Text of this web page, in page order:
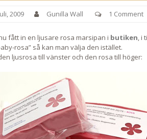
2009 Gunilla Wall 1 Comment
fått in en ljusare rosa marsipan i butiken ,
rosa” så kan man välja den istället.
ljusrosa till vänster och den rosa till höger: